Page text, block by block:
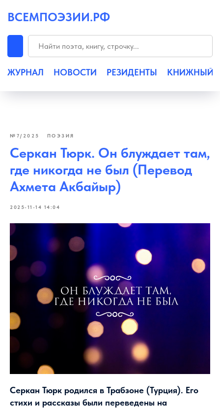
ВСЕМПОЭЗИИ.РФ
ЖУРНАЛ НОВОСТИ РЕЗИДЕНТЫ КНИЖНЫЙ
№7/2025 ПОЭЗИЯ
Серкан Тюрк. Он блуждает там,
где никогда не был (Перевод
Ахмета Акбайыр)
2025-11-14 14:04
Серкан Тюрк родился в Трабзоне (Турция). Его
стихи и рассказы были переведены на